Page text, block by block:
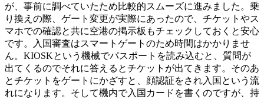
が、事前に調べていたため比較的スムーズに進みました。乗
り換えの際、ゲート変更が実際にあったので、チケットやス
マホでの確認と共に空港の掲示板もチェックしておくと安心
です。入国審査はスマートゲートのため時間はかかりませ
ん。KIOSKという機械でパスポートを読み込むと、質問が
出てくるのでそれに答えるとチケットが出てきます。そのあ
とチケットをゲートにかざすと、顔認証をされ入国という流
れになります。そして機内で入国カードを書くのですが、持